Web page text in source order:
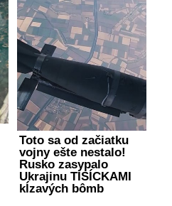
Toto sa od začiatku
vojny ešte nestalo!
Rusko zasypalo
Ukrajinu TISÍCKAMI
kĺzavých bômb